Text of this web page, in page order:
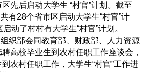
先后启动大学生 “村官”计划。截至
有28个省市区启动大学生“村官”计
动了村村有大学生“村官”计划。
织部会同教育部、财政部、人力资源
高校毕业生到农村任职工作座谈会，
农村任职工作，大学生“村官”工作进